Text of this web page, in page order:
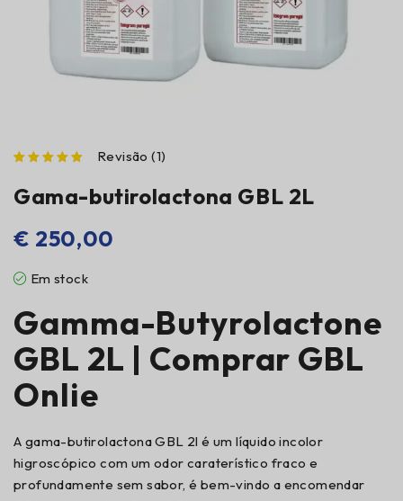
Revisão (1)
Gama-butirolactona GBL 2L
€ 250,00
Em stock
Gamma-Butyrolactone
GBL 2L | Comprar GBL
Onlie
A gama-butirolactona GBL 2l é um líquido incolor
higroscópico com um odor caraterístico fraco e
profundamente sem sabor, é bem-vindo a encomendar